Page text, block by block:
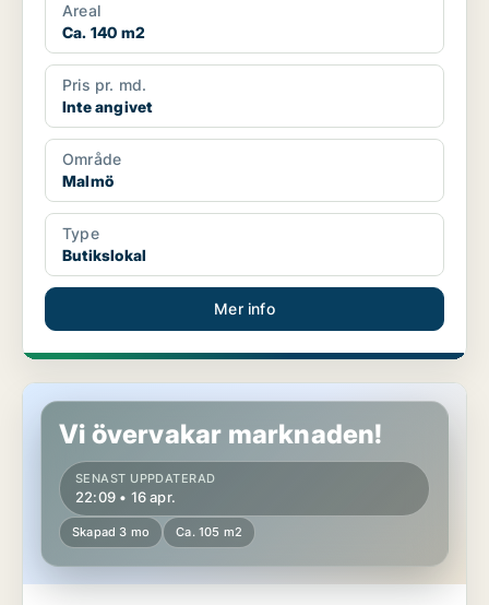
Areal
Ca. 140 m2
Pris pr. md.
Inte angivet
Område
Malmö
Type
Butikslokal
Mer info
Butikslokal i Malmö
Vi övervakar marknaden!
SENAST UPPDATERAD
22:09 • 16 apr.
Skapad 3 mo Ca. 105 m2